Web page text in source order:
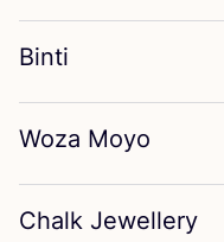
Binti
Woza Moyo
Chalk Jewellery